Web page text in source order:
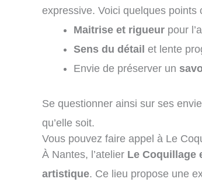
expressive. Voici quelques
Maitrise et rigueur pour
Sens du détail et lente
Envie de préserver un
Se questionner ainsi sur ses
qu’elle soit.
Vous pouvez faire appel à Le
À Nantes, l’atelier Le Coquillage
artistique. Ce lieu propose une